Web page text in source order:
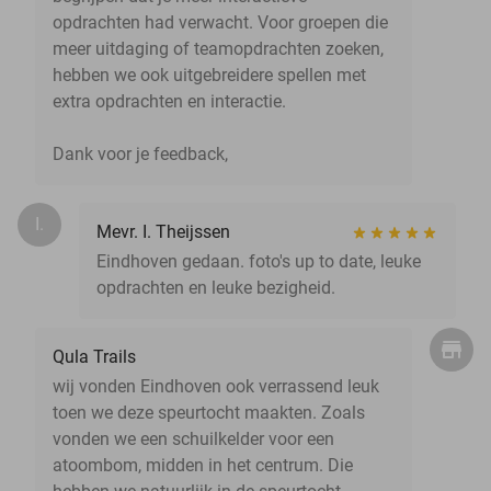
opdrachten had verwacht. Voor groepen die
meer uitdaging of teamopdrachten zoeken,
hebben we ook uitgebreidere spellen met
extra opdrachten en interactie.
Dank voor je feedback,
I.
Mevr. I. Theijssen
Eindhoven gedaan. foto's up to date, leuke
opdrachten en leuke bezigheid.
Qula Trails
wij vonden Eindhoven ook verrassend leuk
toen we deze speurtocht maakten. Zoals
vonden we een schuilkelder voor een
atoombom, midden in het centrum. Die